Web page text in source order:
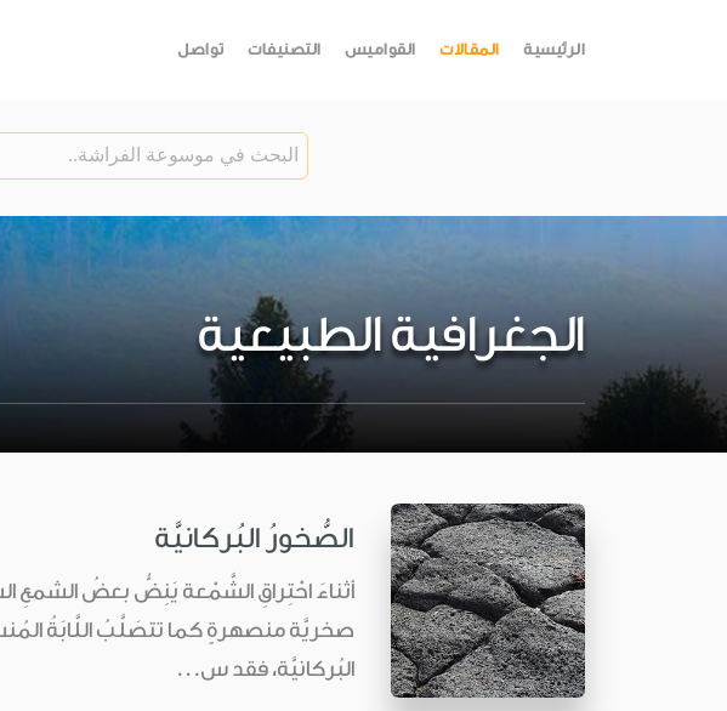
الرئيسية المقالات القواميس التصنيفات تواصل
الجغرافية الطبيعية
الصُّخورُ البُركانيَّة
أثناءَ احْتِراقِ الشَّمْعة يَنِضُّ بعضُ الشمعِ
صخريَّة منصهرةٍ كما تتصَلَّبُ اللَّابَةُ
البُركانيَّة، فقد س...